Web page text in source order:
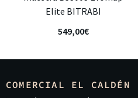
Elite BITRABI
549,00€
COMERCIAL EL CALDÉN